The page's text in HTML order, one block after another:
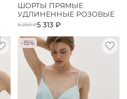
ШОРТЫ ПРЯМЫЕ
УДЛИНЕННЫЕ РОЗОВЫЕ
6 250 ₽5 313 ₽
-15%